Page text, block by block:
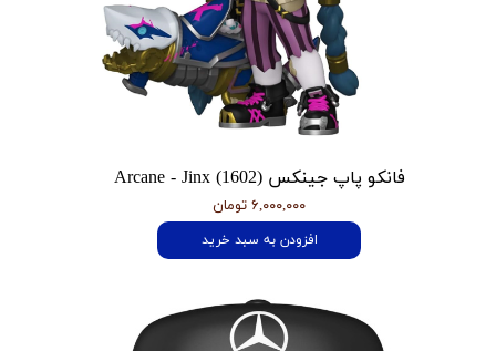
فانکو پاپ جینکس Arcane - Jinx (1602)
۶,۰۰۰,۰۰۰ تومان
افزودن به سبد خرید